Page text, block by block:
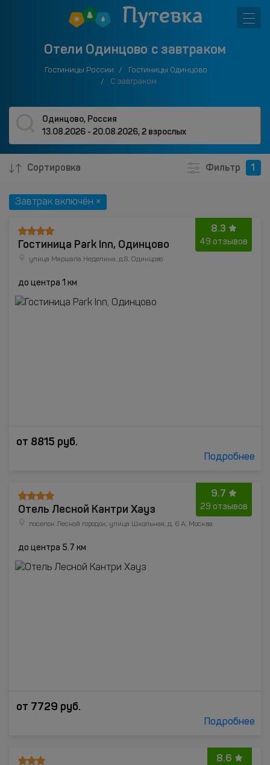
Отели Одинцово с завтраком
Гостиницы России
Гостиницы Одинцово
С завтраком
Одинцово, Россия
13.08.2026 - 20.08.2026,2 взрослых
Сортировка Фильтр 1
Завтрак включён ×
8.3
49 отзывов
Гостиница Park Inn, Одинцово
улица Маршала Неделина, д.8, Одинцово
до центра 1 км
от 8815 руб.
Подробнее
9.7
29 отзывов
Отель Лесной Кантри Хауз
поселок Лесной городок, улица Школьная, д. 6 А, Москва
до центра 5.7 км
от 7729 руб.
Подробнее
8.6